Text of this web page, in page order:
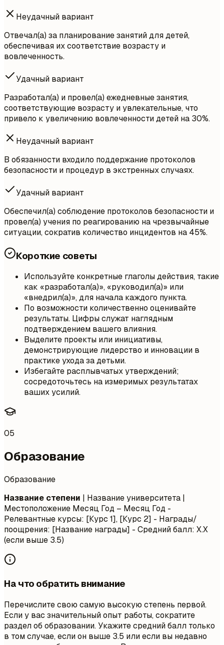
Неудачный вариант
Отвечал(а) за планирование занятий для детей,
обеспечивая их соответствие возрасту и
вовлеченность.
Удачный вариант
Разработал(а) и провел(а) ежедневные занятия,
соответствующие возрасту и увлекательные, что
привело к увеличению вовлеченности детей на 30%.
Неудачный вариант
В обязанности входило поддержание протоколов
безопасности и процедур в экстренных случаях.
Удачный вариант
Обеспечил(а) соблюдение протоколов безопасности и
провел(а) учения по реагированию на чрезвычайные
ситуации, сократив количество инцидентов на 45%.
Короткие советы
Используйте конкретные глаголы действия, такие
как «разработал(а)», «руководил(а)» или
«внедрил(а)», для начала каждого пункта.
По возможности количественно оценивайте
результаты. Цифры служат наглядным
подтверждением вашего влияния.
Выделите проекты или инициативы,
демонстрирующие лидерство и инновации в
практике ухода за детьми.
Избегайте расплывчатых утверждений;
сосредоточьтесь на измеримых результатах
ваших усилий.
05
Образование
Образование
Название степени | Название университета |
Местоположение Месяц Год – Месяц Год -
Релевантные курсы: [Курс 1], [Курс 2] - Награды/
поощрения: [Название награды] - Средний балл: X.X
(если выше 3.5)
На что обратить внимание
Перечислите свою самую высокую степень первой.
Если у вас значительный опыт работы, сократите
раздел об образовании. Укажите средний балл только
в том случае, если он выше 3.5 или если вы недавно